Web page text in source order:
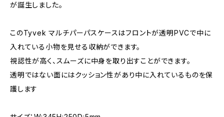
が誕生しました。
このTyvek マルチパーパスケースはフロントが透明PVCで中に
入れている小物を見せる収納ができます。
視認性が高く、スムーズに中身を取り出すことができます。
透明ではない面にはクッション性があり中に入れているものを保
護します